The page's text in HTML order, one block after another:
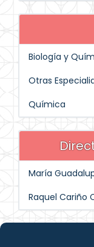
Biología y
Otras
Química
María
Raquel Cariño